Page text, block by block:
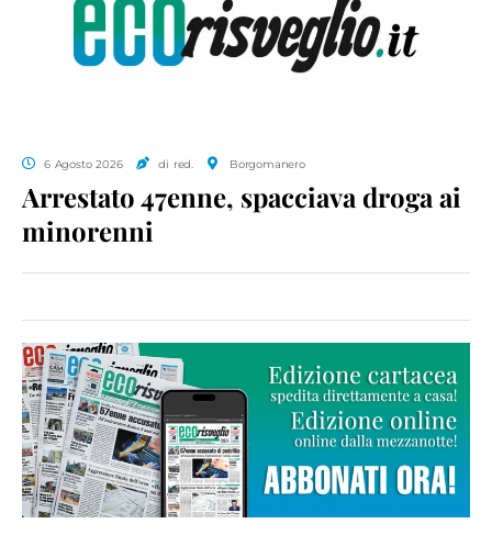
6 Agosto 2026 di red. Borgomanero
Arrestato 47enne, spacciava droga ai
minorenni